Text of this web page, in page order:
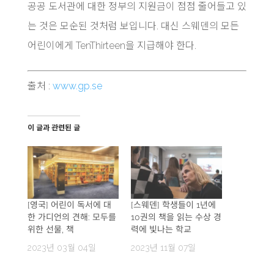
공공 도서관에 대한 정부의 지원금이 점점 줄어들고 있
는 것은 모순된 것처럼 보입니다. 대신 스웨덴의 모든
어린이에게 TenThirteen을 지급해야 한다.
출처 : www.gp.se
이 글과 관련된 글
[영국] 어린이 독서에 대
한 가디언의 견해: 모두를
위한 선물, 책
2023년 03월 04일
[스웨덴] 학생들이 1년에
10권의 책을 읽는 수상 경
력에 빛나는 학교
2023년 11월 07일